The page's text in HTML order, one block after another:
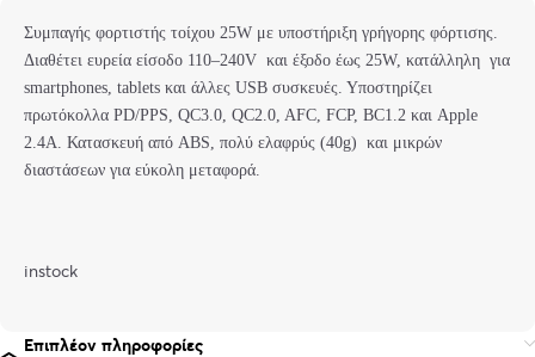
Συμπαγής φορτιστής τοίχου 25W με υποστήριξη γρήγορης φόρτισης.
Διαθέτει ευρεία είσοδο 110–240V και έξοδο έως 25W, κατάλληλη για
smartphones, tablets και άλλες USB συσκευές. Υποστηρίζει
πρωτόκολλα PD/PPS, QC3.0, QC2.0, AFC, FCP, BC1.2 και Apple
2.4A. Κατασκευή από ABS, πολύ ελαφρύς (40g) και μικρών
διαστάσεων για εύκολη μεταφορά.
instock
Επιπλέον πληροφορίες